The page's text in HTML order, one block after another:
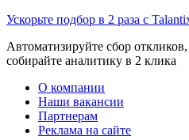
Ускорьте подбор в 2 раза с
Автоматизируйте сбор
собирайте аналитику в 2 клика
О компании
Наши вакансии
Партнерам
Реклама на сайте